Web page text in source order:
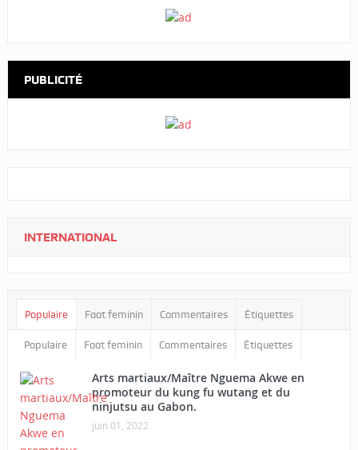
PUBLICITÉ
INTERNATIONAL
Populaire Foot feminin Commentaires Étiquettes
Populaire Foot feminin Commentaires Étiquettes
Arts martiaux/Maître Nguema Akwe en
promoteur du kung fu wutang et du
ninjutsu au Gabon.
juin 01, 2022